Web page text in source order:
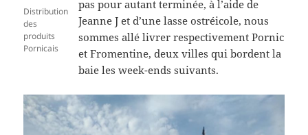
Distribution
des
produits
Pornicais
pas pour autant terminée, à l’aide de
Jeanne J et d’une lasse ostréicole, nous
sommes allé livrer respectivement Pornic
et Fromentine, deux villes qui bordent la
baie les week-ends suivants.